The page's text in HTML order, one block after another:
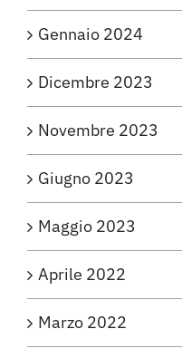
Gennaio 2024
Dicembre 2023
Novembre 2023
Giugno 2023
Maggio 2023
Aprile 2022
Marzo 2022